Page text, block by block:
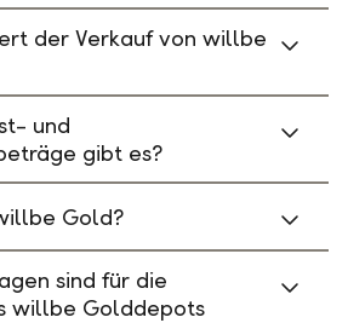
der Verkauf von willbe
und
gibt es?
Gold?
sind für die
willbe Golddepots